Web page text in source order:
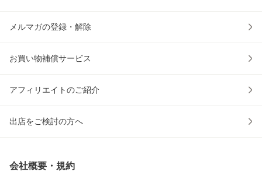
メルマガの登録・解除
お買い物補償サービス
アフィリエイトのご紹介
出店をご検討の方へ
会社概要・規約